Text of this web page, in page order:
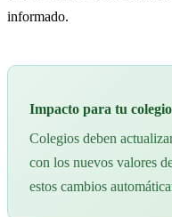
informado.
Impacto para tu colegio
Colegios deben
con los nuevos valores
estos cambios